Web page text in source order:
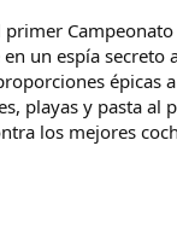
un espía
épicas
playas y pasta
los mejores